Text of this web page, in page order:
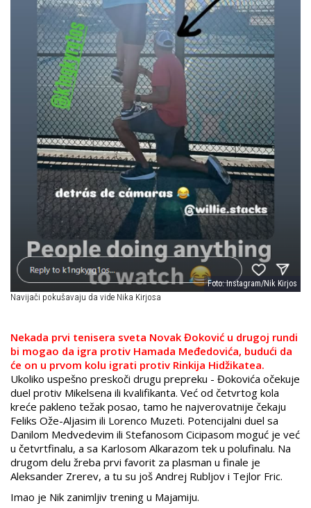
Foto: Instagram/Nik Kirjos
Navijači pokušavaju da vide Nika Kirjosa
Nekada prvi tenisera sveta Novak Đoković u drugoj rundi
bi mogao da igra protiv Hamada Međedovića, budući da
će on u prvom kolu igrati protiv Rinkija Hidžikatea.
Ukoliko uspešno preskoči drugu prepreku - Đokovića očekuje
duel protiv Mikelsena ili kvalifikanta. Već od četvrtog kola
kreće pakleno težak posao, tamo he najverovatnije čekaju
Feliks Ože-Aljasim ili Lorenco Muzeti. Potencijalni duel sa
Danilom Medvedevim ili Stefanosom Cicipasom moguć je već
u četvrtfinalu, a sa Karlosom Alkarazom tek u polufinalu. Na
drugom delu žreba prvi favorit za plasman u finale je
Aleksander Zrerev, a tu su još Andrej Rubljov i Tejlor Fric.
Imao je Nik zanimljiv trening u Majamiju.